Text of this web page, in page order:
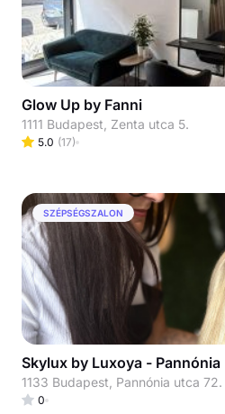
Glow Up by Fanni
1111 Budapest, Zenta utca 5.
5.0 (17)
SZÉPSÉGSZALON
Skylux by Luxoya - Pannónia
1133 Budapest, Pannónia utca 72.
0